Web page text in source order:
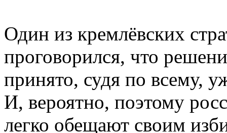
Один из кремлёвских
проговорился, что
принято, судя по всему,
И, вероятно, поэтому
легко обещают своим